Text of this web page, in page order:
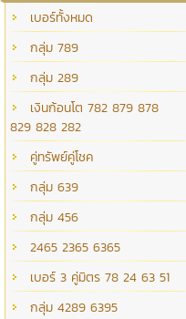
เบอร์ทั้งหมด
กลุ่ม 789
กลุ่ม 289
เงินก้อนโต 782 879 878
829 828 282
คู่ทรัพย์คู่โชค
กลุ่ม 639
กลุ่ม 456
2465 2365 6365
เบอร์ 3 คู่มิตร 78 24 63 51
กลุ่ม 4289 6395